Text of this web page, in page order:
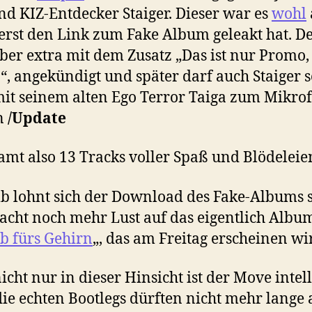
KIZ-Entdecker Staiger. Dieser war eswohl
den Link zum Fake Album geleakt hat.
extra mit dem Zusatz „Das ist nur
angekündigt und später darf auch Staiger
seinem alten Ego Terror Taiga zum
/Update
also 13 Tracks voller Spaß und
lohnt sich der Download des Fake-Albums
noch mehr Lust auf das eigentlich
fürs Gehirn„, das am Freitag erscheinen
nur in dieser Hinsicht ist der Move
echten Bootlegs dürften nicht mehr lange